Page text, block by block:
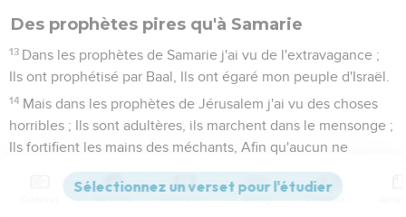
Des prophètes pires qu'à Samarie
13 Dans les prophètes de Samarie j'ai vu de l'extravagance ;
Ils ont prophétisé par Baal, Ils ont égaré mon peuple d'Israël.
14 Mais dans les prophètes de Jérusalem j'ai vu des choses
horribles ; Ils sont adultères, ils marchent dans le mensonge ;
Ils fortifient les mains des méchants, Afin qu'aucun ne
revienne de sa méchanceté ; Ils sont tous à mes yeux
comme Sodome, Et les habitants de Jérusalem comme
Versions Commentaires Strong